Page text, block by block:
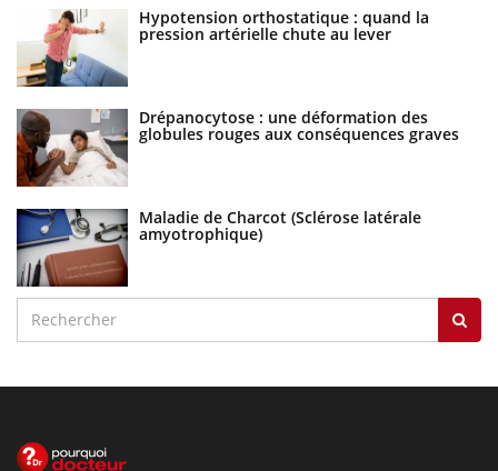
Hypotension orthostatique : quand la
pression artérielle chute au lever
Drépanocytose : une déformation des
globules rouges aux conséquences graves
Maladie de Charcot (Sclérose latérale
amyotrophique)